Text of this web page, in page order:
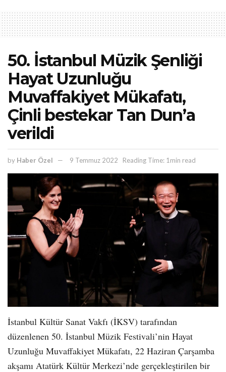
50. İstanbul Müzik Şenliği
Hayat Uzunluğu
Muvaffakiyet Mükafatı,
Çinli bestekar Tan Dun’a
verildi
by Haber Özel 9 Temmuz 2022 Reading Time: 1min read
İstanbul Kültür Sanat Vakfı (İKSV) tarafından
düzenlenen 50. İstanbul Müzik Festivali’nin Hayat
Uzunluğu Muvaffakiyet Mükafatı, 22 Haziran Çarşamba
akşamı Atatürk Kültür Merkezi’nde gerçekleştirilen bir